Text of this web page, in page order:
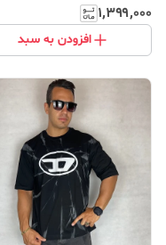
استریت‌ویر
۱٬۳۹۹٬۰۰۰
افزودن به سبد